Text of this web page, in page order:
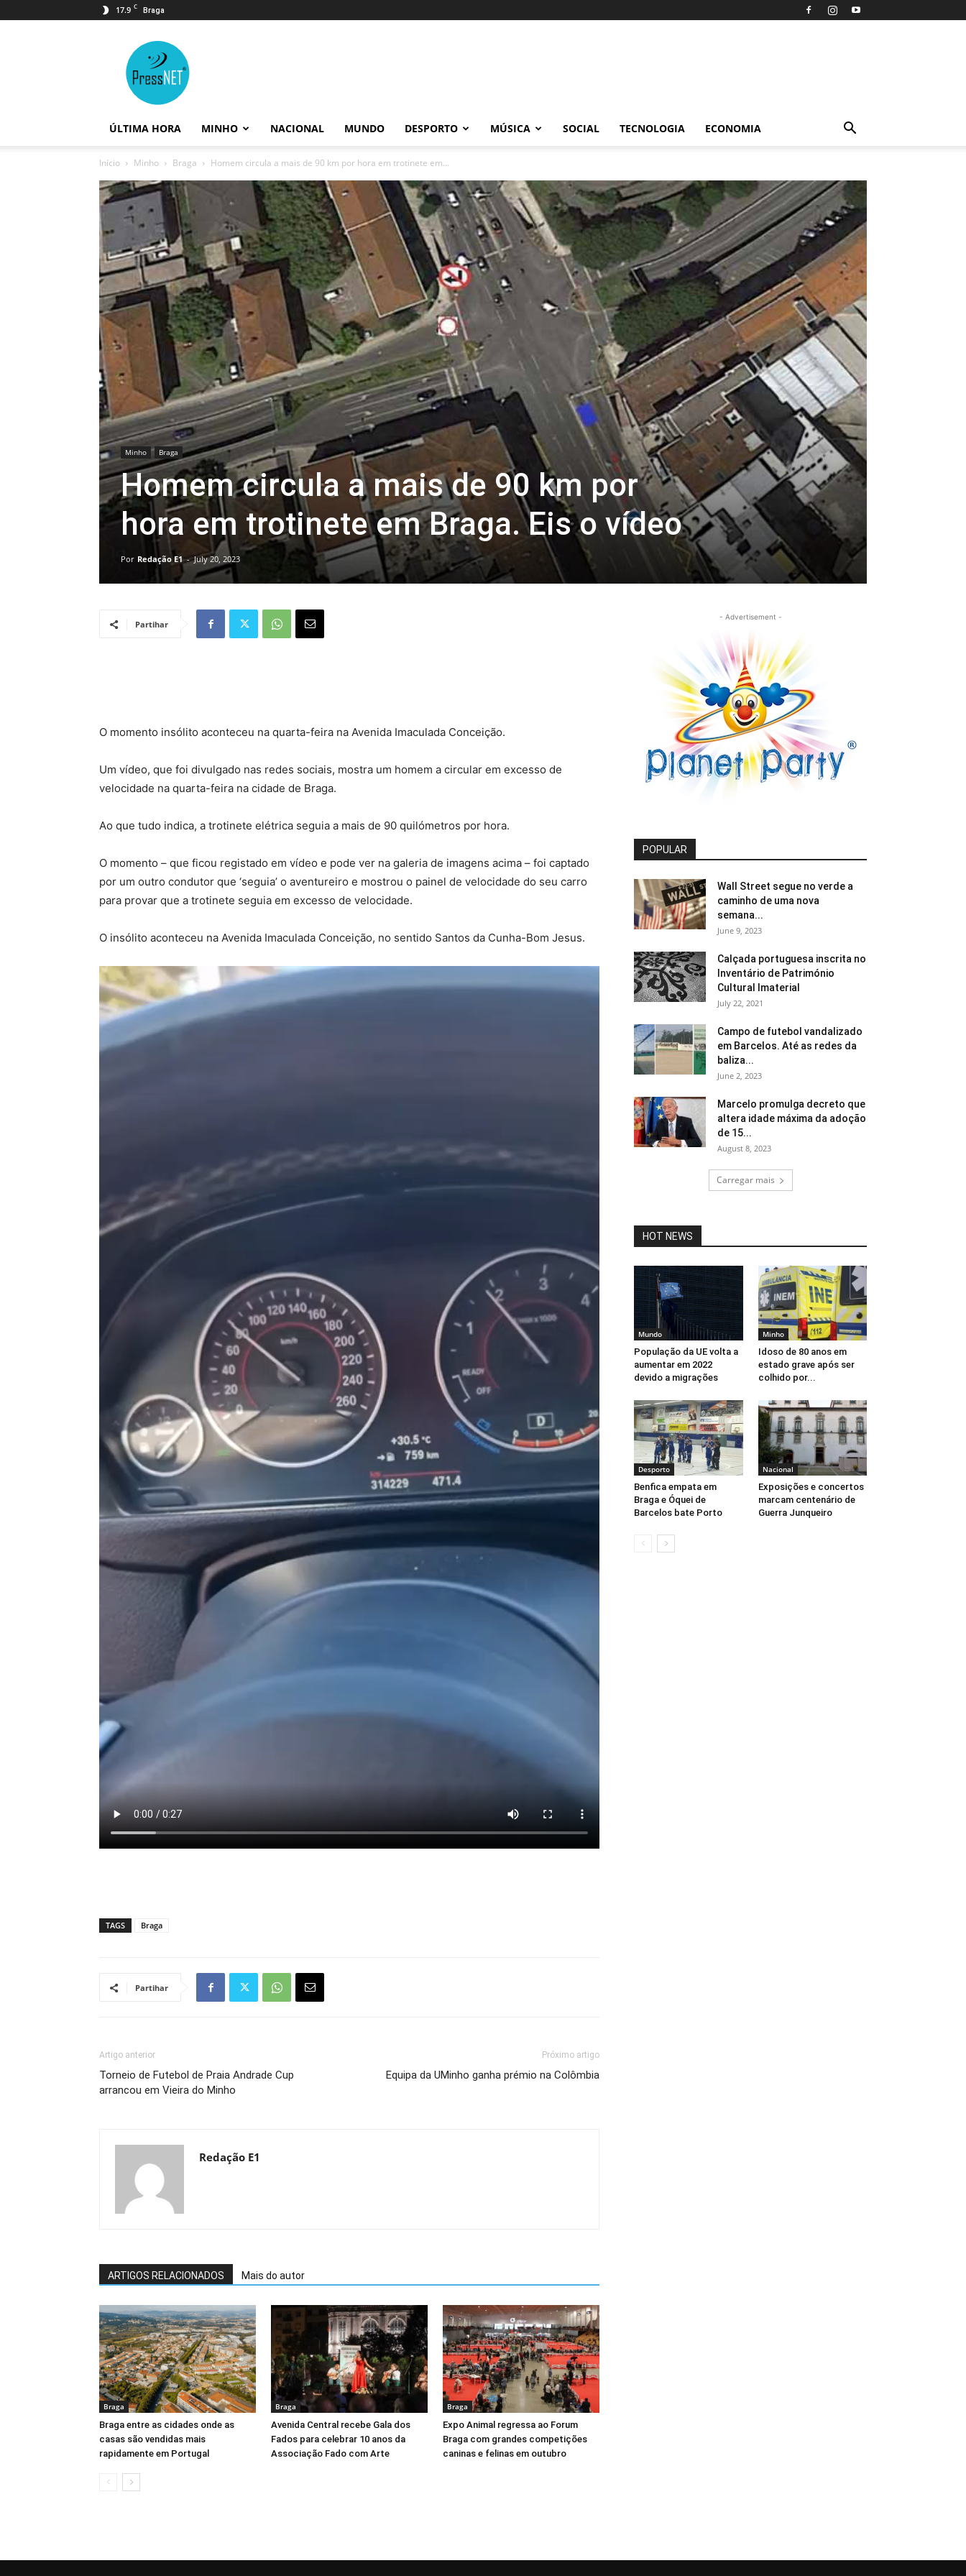
17.9 C Braga
ÚLTIMA HORA MINHO NACIONAL MUNDO DESPORTO MÚSICA SOCIAL TECNOLOGIA ECONOMIA
Início Minho Braga Homem circula a mais de 90 km por hora em trotinete em...
Minho Braga
Homem circula a mais de 90 km por
hora em trotinete em Braga. Eis o vídeo
Por Redação E1 - July 20, 2023
Partihar
O momento insólito aconteceu na quarta-feira na Avenida Imaculada Conceição.
Um vídeo, que foi divulgado nas redes sociais, mostra um homem a circular em excesso de
velocidade na quarta-feira na cidade de Braga.
Ao que tudo indica, a trotinete elétrica seguia a mais de 90 quilómetros por hora.
O momento – que ficou registado em vídeo e pode ver na galeria de imagens acima – foi captado
por um outro condutor que ‘seguia’ o aventureiro e mostrou o painel de velocidade do seu carro
para provar que a trotinete seguia em excesso de velocidade.
O insólito aconteceu na Avenida Imaculada Conceição, no sentido Santos da Cunha-Bom Jesus.
TAGS Braga
Partihar
Artigo anterior
Torneio de Futebol de Praia Andrade Cup
arrancou em Vieira do Minho
Próximo artigo
Equipa da UMinho ganha prémio na Colômbia
Redação E1
ARTIGOS RELACIONADOS Mais do autor
Braga
Braga entre as cidades onde as
casas são vendidas mais
rapidamente em Portugal
Braga
Avenida Central recebe Gala dos
Fados para celebrar 10 anos da
Associação Fado com Arte
Braga
Expo Animal regressa ao Forum
Braga com grandes competições
caninas e felinas em outubro
- Advertisement -
POPULAR
Wall Street segue no verde a
caminho de uma nova
semana...
June 9, 2023
Calçada portuguesa inscrita no
Inventário de Património
Cultural Imaterial
July 22, 2021
Campo de futebol vandalizado
em Barcelos. Até as redes da
baliza...
June 2, 2023
Marcelo promulga decreto que
altera idade máxima da adoção
de 15...
August 8, 2023
Carregar mais
HOT NEWS
Mundo
População da UE volta a
aumentar em 2022
devido a migrações
Minho
Idoso de 80 anos em
estado grave após ser
colhido por...
Desporto
Benfica empata em
Braga e Óquei de
Barcelos bate Porto
Nacional
Exposições e concertos
marcam centenário de
Guerra Junqueiro